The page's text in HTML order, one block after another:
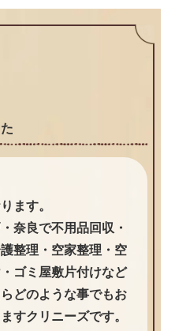
ます。
奈良で不用品回収・
整理・空家整理・空
ゴミ屋敷片付けなど
どのような事でもお
すクリニーズです。